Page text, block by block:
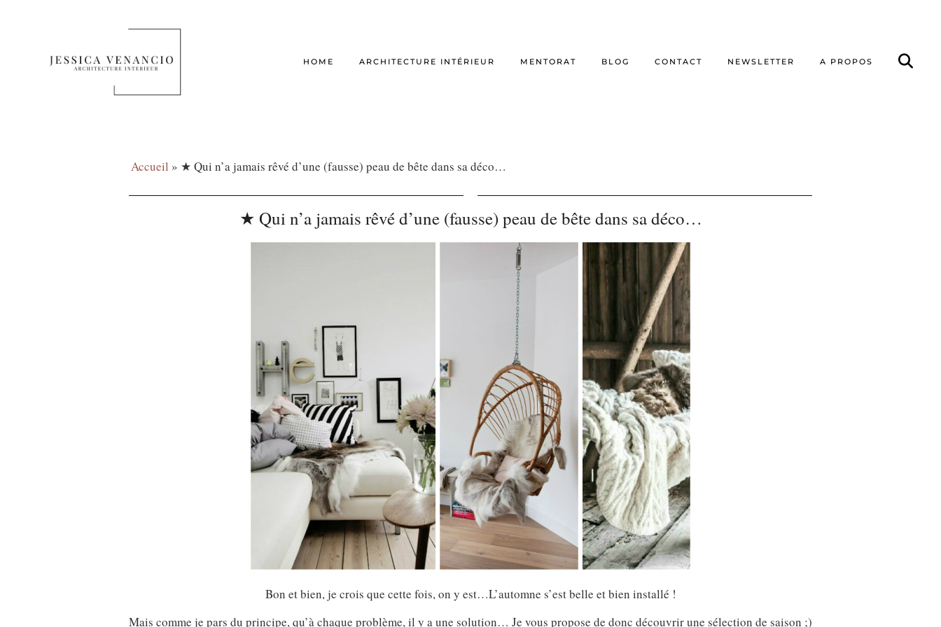
HOME ARCHITECTURE INTÉRIEUR MENTORAT BLOG CONTACT NEWSLETTER A PROPOS
Accueil » ★ Qui n’a jamais rêvé d’une (fausse) peau de bête dans sa déco…
★ Qui n’a jamais rêvé d’une (fausse) peau de bête dans sa déco…
Bon et bien, je crois que cette fois, on y est…L’automne s’est belle et bien installé !
Mais comme je pars du principe, qu’à chaque problème, il y a une solution… Je vous propose de donc découvrir une sélection de saison ;)